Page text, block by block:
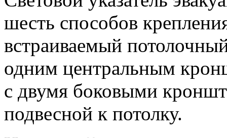
шесть способов
встраиваемый
одним центральным
с двумя боковыми
подвесной к потолку.